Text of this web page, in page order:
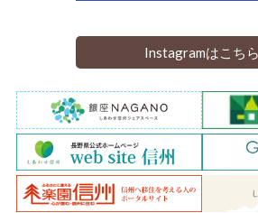
Instagramはこちら